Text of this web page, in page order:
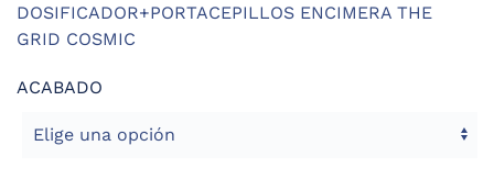
DOSIFICADOR+PORTACEPILLOS ENCIMERA THE
GRID COSMIC
ACABADO